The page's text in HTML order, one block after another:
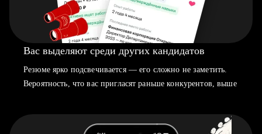
Вас выделяют среди других кандидатов
Резюме ярко подсвечивается — его сложно не заметить.
Вероятность, что вас пригласят раньше конкурентов, выше